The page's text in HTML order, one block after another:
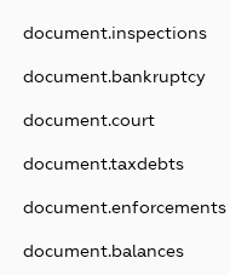
document.inspections
document.bankruptcy
document.court
document.taxdebts
document.enforcements
document.balances